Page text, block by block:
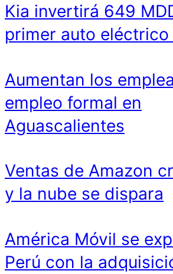
Kia invertirá 649
primer auto
Aumentan los
empleo formal en
Aguascalientes
Ventas de Amazon
y la nube se dispara
América Móvil se
Perú con la